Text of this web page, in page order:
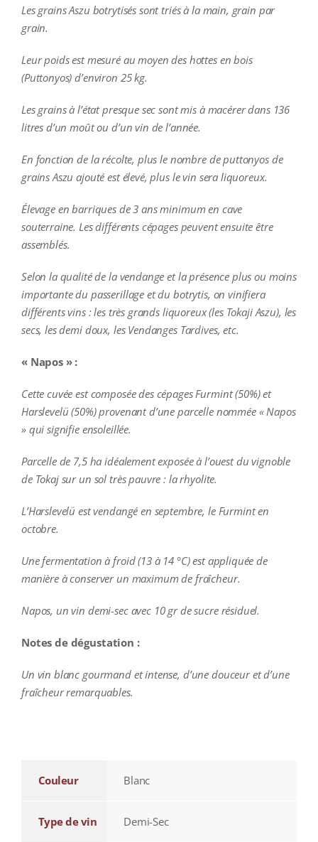
Les grains Aszu botrytisés sont triés à la main, grain par
grain.
Leur poids est mesuré au moyen des hottes en bois
(Puttonyos) d’environ 25 kg.
Les grains à l’état presque sec sont mis à macérer dans 136
litres d’un moût ou d’un vin de l’année.
En fonction de la récolte, plus le nombre de puttonyos de
grains Aszu ajouté est élevé, plus le vin sera liquoreux.
Élevage en barriques de 3 ans minimum en cave
souterraine. Les différents cépages peuvent ensuite être
assemblés.
Selon la qualité de la vendange et la présence plus ou moins
importante du passerillage et du botrytis, on vinifiera
différents vins : les très grands liquoreux (les Tokaji Aszu), les
secs, les demi doux, les Vendanges Tardives, etc.
« Napos » :
Cette cuvée est composée des cépages Furmint (50%) et
Harslevelü (50%) provenant d’une parcelle nommée « Napos
» qui signifie ensoleillée.
Parcelle de 7,5 ha idéalement exposée à l’ouest du vignoble
de Tokaj sur un sol très pauvre : la rhyolite.
L’Harslevelü est vendangé en septembre, le Furmint en
octobre.
Une fermentation à froid (13 à 14 °C) est appliquée de
manière à conserver un maximum de fraîcheur.
Napos, un vin demi-sec avec 10 gr de sucre résiduel.
Notes de dégustation :
Un vin blanc gourmand et intense, d’une douceur et d’une
fraîcheur remarquables.
Couleur Blanc
Type de vin Demi-Sec